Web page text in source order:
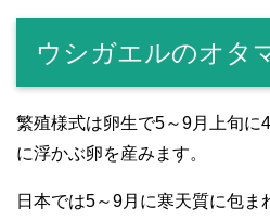
ウシガエルのオタ
繁殖様式は卵生で5～9月上旬に
に浮かぶ卵を産みます。
日本では5～9月に寒天質に包